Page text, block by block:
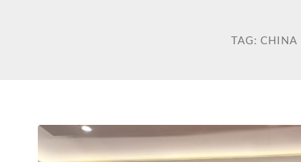
TAG: CHINA